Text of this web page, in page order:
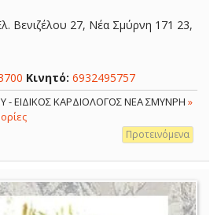
Βενιζέλου 27, Νέα Σμύρνη 171 23,
Κινητό: 6932495757
- ΕΙΔΙΚΟΣ ΚΑΡΔΙΟΛΟΓΟΣ ΝΕΑ ΣΜΥΝΡΗ »
Προτεινόμενα